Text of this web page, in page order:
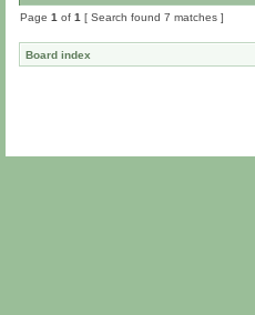
Page 1 of 1 [ Search found 7 matches ]
Board index